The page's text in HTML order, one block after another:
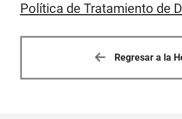
Política de Tratamiento de
Regresar a la